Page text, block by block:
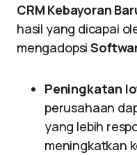
CRM Kebayoran
hasil yang dicapai
mengadopsi
Peningkatan
perusahaan
yang lebih
meningkatkan